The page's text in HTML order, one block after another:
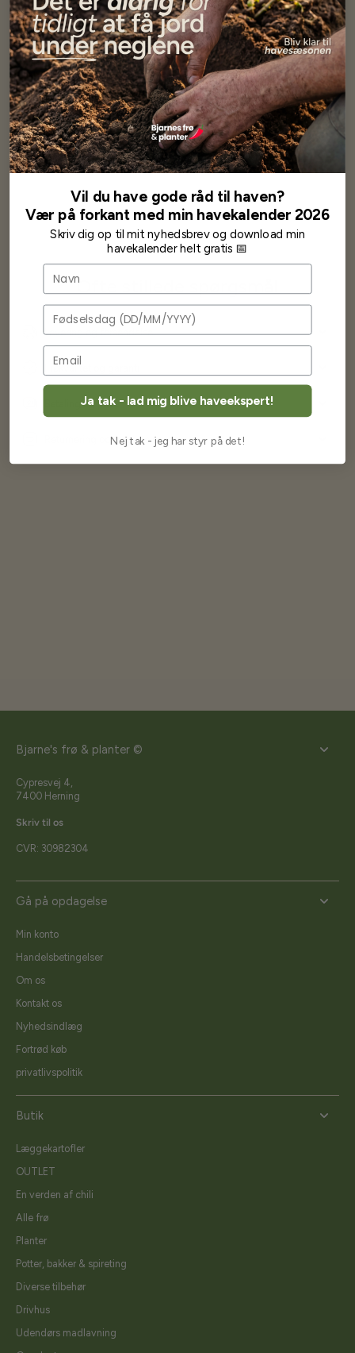
Har altid kun mødt god vejledning og hjælp fra Barney (Bjarne)
Har lige i går modtaget de fineste asparges kroner med posten
wauw en god kvalitet og størrelse.
Som skrevet før når jeg har skrevet med Bjarne har jeg altid mødt
venlighed og god service.
Jeg vil klart anbefale andre at købe her fra
Karsten Larsen
Ofte stillede spørgsmål
Levering og forsendelse
Frøkvalitet og garanti
Betaling og priser
Returnering og fortrydelse
Bjarne's frø & planter ©
Cypresvej 4,
7400 Herning
Skriv til os
CVR: 30982304
Gå på opdagelse
Min konto
Handelsbetingelser
Om os
Kontakt os
Nyhedsindlæg
Fortrød køb
privatlivspolitik
Butik
Læggekartofler
OUTLET
En verden af chili
Alle frø
Planter
Potter, bakker & spireting
Diverse tilbehør
Drivhus
Udendørs madlavning
Vil du have gode råd til haven?
Vær på forkant med min havekalender 2026
Skriv dig op til mit nyhedsbrev og download min
havekalender helt gratis 📅
Navn
Fødselsdag
Ja tak - lad mig blive haveekspert!
Nej tak - jeg har styr på det!